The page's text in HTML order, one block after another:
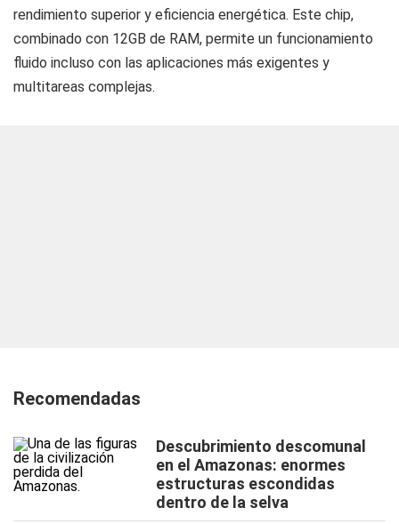
rendimiento superior y eficiencia energética. Este chip,
combinado con 12GB de RAM, permite un funcionamiento
fluido incluso con las aplicaciones más exigentes y
multitareas complejas.
Recomendadas
Descubrimiento descomunal
en el Amazonas: enormes
estructuras escondidas
dentro de la selva